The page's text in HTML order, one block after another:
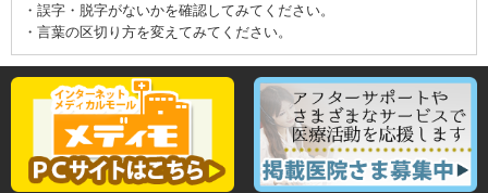
・誤字・脱字がないかを確認してみてください。
・言葉の区切り方を変えてみてください。